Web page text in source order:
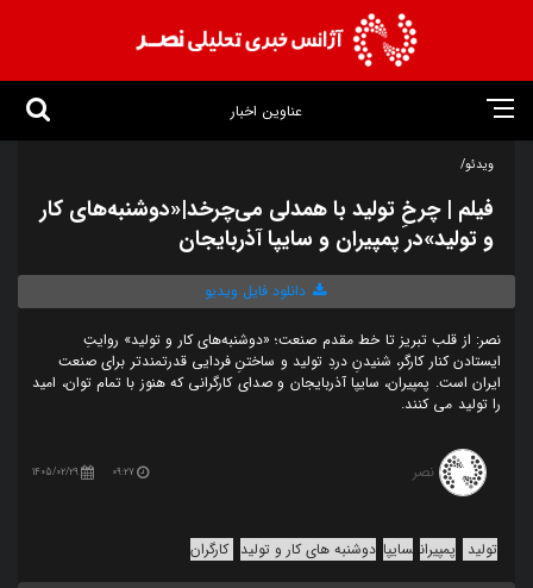
عناوین اخبار
ویدئو/
فیلم | چرخِ تولید با همدلی می‌چرخد|«دوشنبه‌های کار
و تولید»در پمپیران و سایپا آذربایجان
دانلود فایل ویدیو
نصر: از قلب تبریز تا خط مقدم صنعت؛ «دوشنبه‌های کار و تولید» روایتِ
ایستادن کنار کارگر، شنیدنِ دردِ تولید و ساختنِ فردایی قدرتمندتر برای صنعت
ایران است. پمپیران، سایپا آذربایجان و صدای کارگرانی که هنوز با تمام توان، امید
را تولید می کنند.
نصر 09:27
1405/02/29
تولید پمپیران سایپا دوشنبه های کار و تولید کارگران